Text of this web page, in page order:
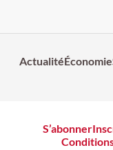
ActualitéÉconomie
S’abonner